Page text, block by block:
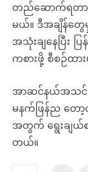
တည်ဆောက်ရတာမ
မယ်။ ဒီအချိန်တွ
အသုံးချနေပြီး
ကစားဖို့ စီစဉ်ထ
အာဆင်နယ်အသင်
မနက်ဖြန်ည တေ
အတွက် ရွေးချယ်
တယ်။